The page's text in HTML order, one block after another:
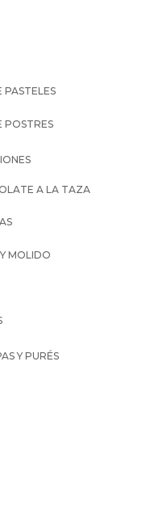
PASTELES
POSTRES
A LA TAZA
MOLIDO
Y PURÉS